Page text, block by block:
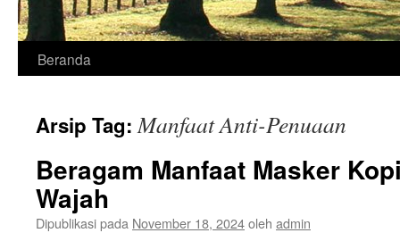
Langsung
isi
Beranda
Arsip Tag:Manfaat Anti-Penuaan
Beragam Manfaat Masker
Wajah
Dipublikasi pada November 18, 2024oleh admin